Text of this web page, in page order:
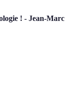
! - Jean-Marc